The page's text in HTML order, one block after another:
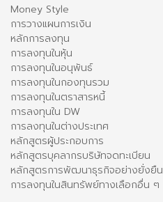
Money Style
การวางแผนการเงิน
หลักการลงทุน
การลงทุนในหุ้น
การลงทุนในอนุพันธ์
การลงทุนในกองทุนรวม
การลงทุนในตราสารหนี้
การลงทุนใน DW
การลงทุนในต่างประเทศ
หลักสูตรผู้ประกอบการ
หลักสูตรบุคลากรบริษัทจดทะเบียน
หลักสูตรการพัฒนาธุรกิจอย่างยั่งยืน
การลงทุนในสินทรัพย์ทางเลือกอื่น ๆ